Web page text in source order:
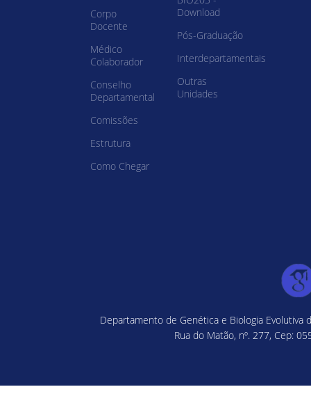
Corpo
Docente
Médico
Colaborador
Conselho
Departamental
Comissões
Estrutura
Como Chegar
Download
Pós-Graduação
Interdepartamentais
Outras
Unidades
Departamento de Genética e Biologia Evolutiva
Rua do Matão, nº. 277, Cep: